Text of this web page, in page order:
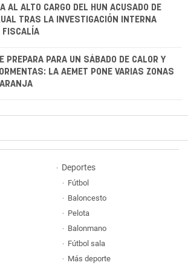
AL ALTO CARGO DEL HUN ACUSADO DE
TRAS LA INVESTIGACIÓN INTERNA
FISCALÍA
PREPARA PARA UN SÁBADO DE CALOR Y
LA AEMET PONE VARIAS ZONAS
Deportes
Fútbol
Baloncesto
Pelota
Balonmano
Fútbol sala
Más deporte